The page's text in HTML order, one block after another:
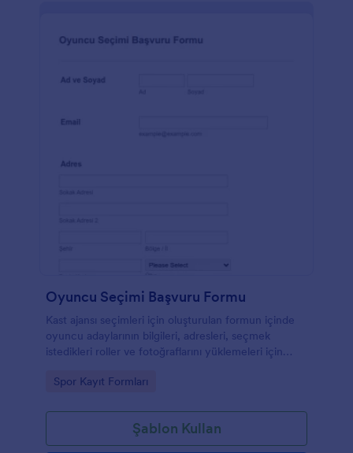
Oyuncu Seçimi Başvuru Formu
Kast ajansı seçimleri için oluşturulan formun içinde
oyuncu adaylarının bilgileri, adresleri, seçmek
istedikleri roller ve fotoğraflarını yüklemeleri için
Go to Category:
Spor Kayıt Formları
Şablon Kullan